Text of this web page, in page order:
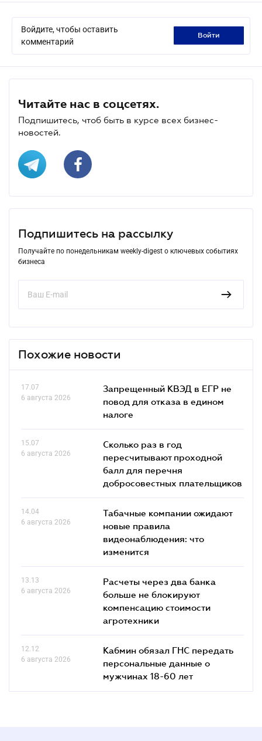
Войдите, чтобы оставить
комментарий
войти
Читайте нас в соцсетях.
Подпишитесь, чтоб быть в курсе всех бизнес-
новостей.
Подпишитесь на рассылку
Получайте по понедельникам weekly-digest о ключевых событиях
бизнеса
Похожие новости
17.07
6 августа 2026
Запрещенный КВЭД в ЕГР не
повод для отказа в едином
налоге
15.07
6 августа 2026
Сколько раз в год
пересчитывают проходной
балл для перечня
добросовестных плательщиков
14.04
6 августа 2026
Табачные компании ожидают
новые правила
видеонаблюдения: что
изменится
13.13
6 августа 2026
Расчеты через два банка
больше не блокируют
компенсацию стоимости
агротехники
12.12
6 августа 2026
Кабмин обязал ГНС передать
персональные данные о
мужчинах 18-60 лет